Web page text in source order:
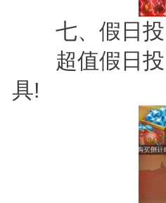
七、假日投
超值假日投
具!